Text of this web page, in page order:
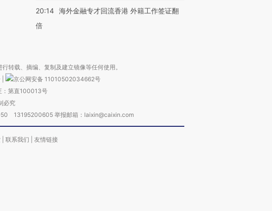
20:14 海外金融专才回流香港 外籍工作签证翻
倍
转载、摘编、复制及建立镜像等任何使用。
京公网安备 11010502034662号
：第直100013号
必究
13195200605 举报邮箱：laixin@caixin.com
联系我们 友情链接